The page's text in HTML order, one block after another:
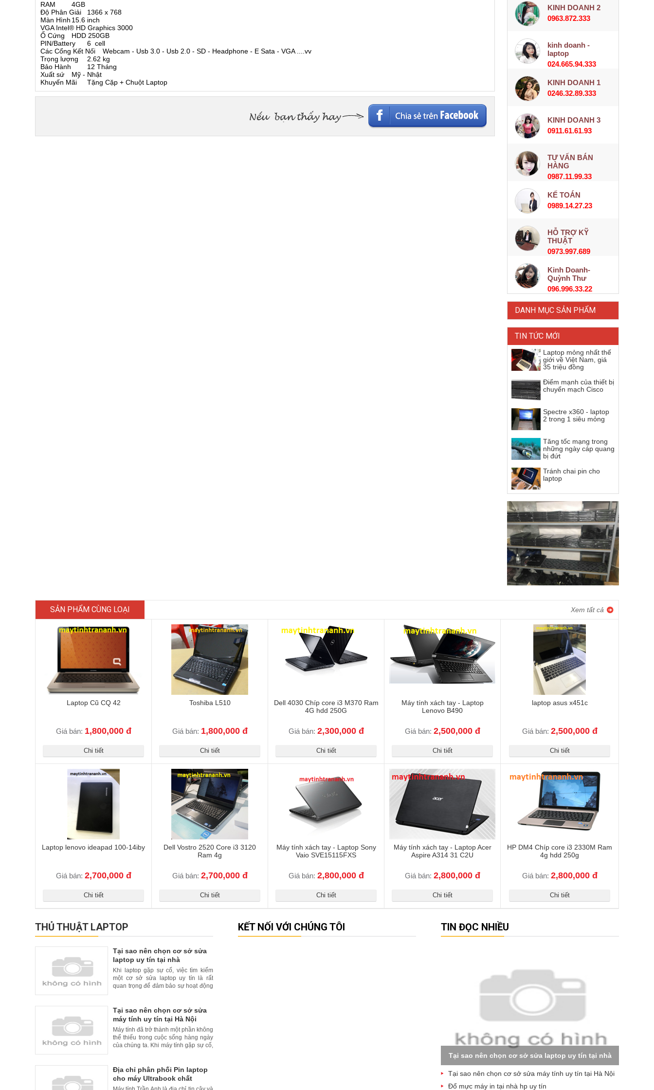
RAM
4GB
Độ Phân Giải
1366 x 768
Màn Hình 15.6 inch
VGA Intel® HD Graphics 3000
Ổ Cứng
HDD 250GB
PIN/Battery
6 cell
Các Cổng Kết Nối
Webcam - Usb 3.0 - Usb 2.0 - SD - Headphone - E Sata - VGA ....vv
Trọng lượng
2.62 kg
Bảo Hành
12 Tháng
Xuất sứ
Mỹ - Nhật
Khuyến Mãi
Tặng Cặp + Chuột Laptop
KINH DOANH 2
0963.872.333
kinh doanh -
laptop
024.665.94.333
KINH DOANH 1
0246.32.89.333
KINH DOANH 3
0911.61.61.93
TƯ VẤN BÁN
HÀNG
0987.11.99.33
KẾ TOÁN
0989.14.27.23
HỖ TRỢ KỸ
THUẬT
0973.997.689
Kinh Doanh-
Quỳnh Thư
096.996.33.22
DANH MỤC SẢN PHẨM
TIN TỨC MỚI
Laptop mỏng nhất thế
giới về Việt Nam, giá
35 triệu đồng
Điểm mạnh của thiết bị
chuyển mạch Cisco
Spectre x360 - laptop
2 trong 1 siêu mỏng
Tăng tốc mạng trong
những ngày cáp quang
bị đứt
Tránh chai pin cho
laptop
Xem tất cả
SẢN PHẨM CÙNG LOẠI
Laptop Cũ CQ 42
Giá bán: 1,800,000 đ
Chi tiết
Toshiba L510
Giá bán: 1,800,000 đ
Chi tiết
Dell 4030 Chíp core i3 M370 Ram
4G hdd 250G
Giá bán: 2,300,000 đ
Chi tiết
Máy tính xách tay - Laptop
Lenovo B490
Giá bán: 2,500,000 đ
Chi tiết
laptop asus x451c
Giá bán: 2,500,000 đ
Chi tiết
Laptop lenovo ideapad 100-14iby
Giá bán: 2,700,000 đ
Chi tiết
Dell Vostro 2520 Core i3 3120
Ram 4g
Giá bán: 2,700,000 đ
Chi tiết
Máy tính xách tay - Laptop Sony
Vaio SVE15115FXS
Giá bán: 2,800,000 đ
Chi tiết
Máy tính xách tay - Laptop Acer
Aspire A314 31 C2U
Giá bán: 2,800,000 đ
Chi tiết
HP DM4 Chíp core i3 2330M Ram
4g hdd 250g
Giá bán: 2,800,000 đ
Chi tiết
THỦ THUẬT LAPTOP
Tại sao nên chọn cơ sở sửa
laptop uy tín tại nhà
Khi laptop gặp sự cố, việc tìm kiếm
một cơ sở sửa laptop uy tín là rất
quan trọng để đảm bảo sự hoạt động
tiện lợi cho khách hàng, nhiều cơ sở
sửa laptop uy tín đã cung cấp dịch vụ
sửa chữa tại nhà. Trong bài viết này,
chúng
Tại sao nên chọn cơ sở sửa
máy tính uy tín tại Hà Nội
Máy tính đã trở thành một phần không
thể thiếu trong cuộc sống hàng ngày
của chúng ta. Khi máy tính gặp sự cố,
nhiều cơ sở sửa máy tính uy tín và
chất lượng. Trong bài viết này, chúng
tôi xin giới thiệu lý do nên chọn cơ
Địa chỉ phân phối Pin laptop
cho máy Ultrabook chất
lượng cao và uy tín tại Hà Nội
KẾT NỐI VỚI CHÚNG TÔI TIN ĐỌC NHIỀU
Tại sao nên chọn cơ sở sửa laptop uy tín tại nhà
Tại sao nên chọn cơ sở sửa máy tính uy tín tại Hà Nội
Đổ mực máy in tại nhà hp uy tín